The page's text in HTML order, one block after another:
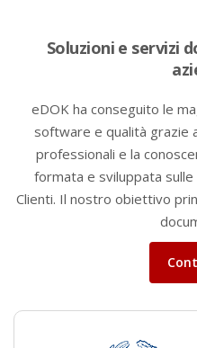
Soluzioni e servizi
eDOK ha conseguito le
software e qualità grazie
professionali e la
formata e sviluppata
Clienti. Il nostro obiettivo